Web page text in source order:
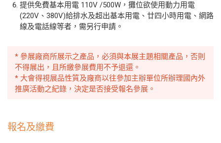
提供免費基本用電 110V /500W，攤位欲使用動力用電
(220V、380V)給排水及超出基本用電、廿四小時用電、網路
線及電話線等者，需另行申請。
* 參展廠商所展示之產品，必須與本展主題相關產品，否則
不得展出，且所繳參展費用不予退還。
* 大會得視展品性質及廠商以往參加主辦單位所辦理國內外
推廣活動之紀錄，決定是否接受報名參展。
報名及繳費